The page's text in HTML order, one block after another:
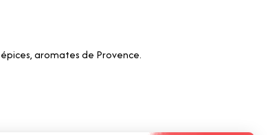
aromates de Provence.